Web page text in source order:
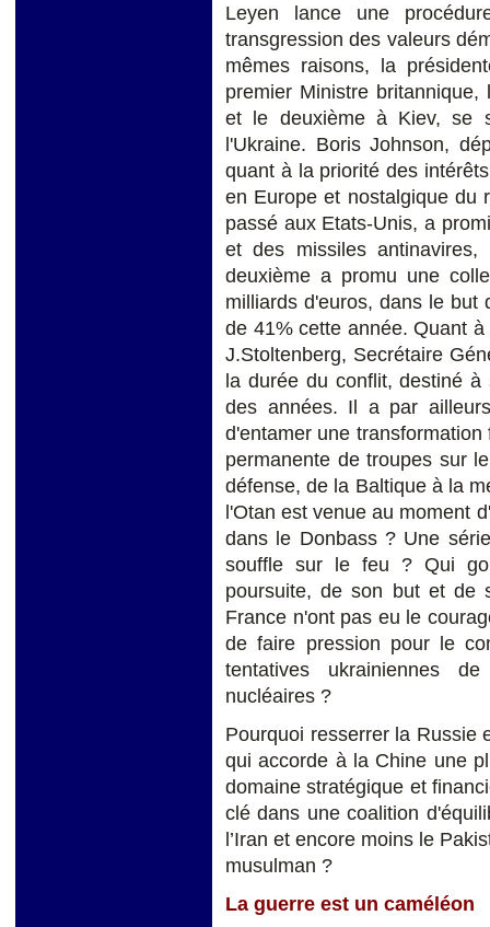
Leyen lance une
transgression des valeurs
mêmes raisons, la
premier Ministre
et le deuxième à Kiev, se
l'Ukraine. Boris Johnson,
quant à la priorité des
en Europe et nostalgique du
passé aux Etats-Unis, a
et des missiles
deuxième a promu une
milliards d'euros, dans le but
de 41% cette année. Quant
J.Stoltenberg, Secrétaire
la durée du conflit, destiné
des années. Il a par
d'entamer une
permanente de troupes sur
défense, de la Baltique à la
l'Otan est venue au moment
dans le Donbass ? Une
souffle sur le feu ? Qui
poursuite, de son but et de
France n'ont pas eu le
de faire pression pour le
tentatives ukrainiennes
nucléaires ?
Pourquoi resserrer la Russie
qui accorde à la Chine une
domaine stratégique et
clé dans une coalition
l’Iran et encore moins le
musulman ?
La guerre est un caméléon